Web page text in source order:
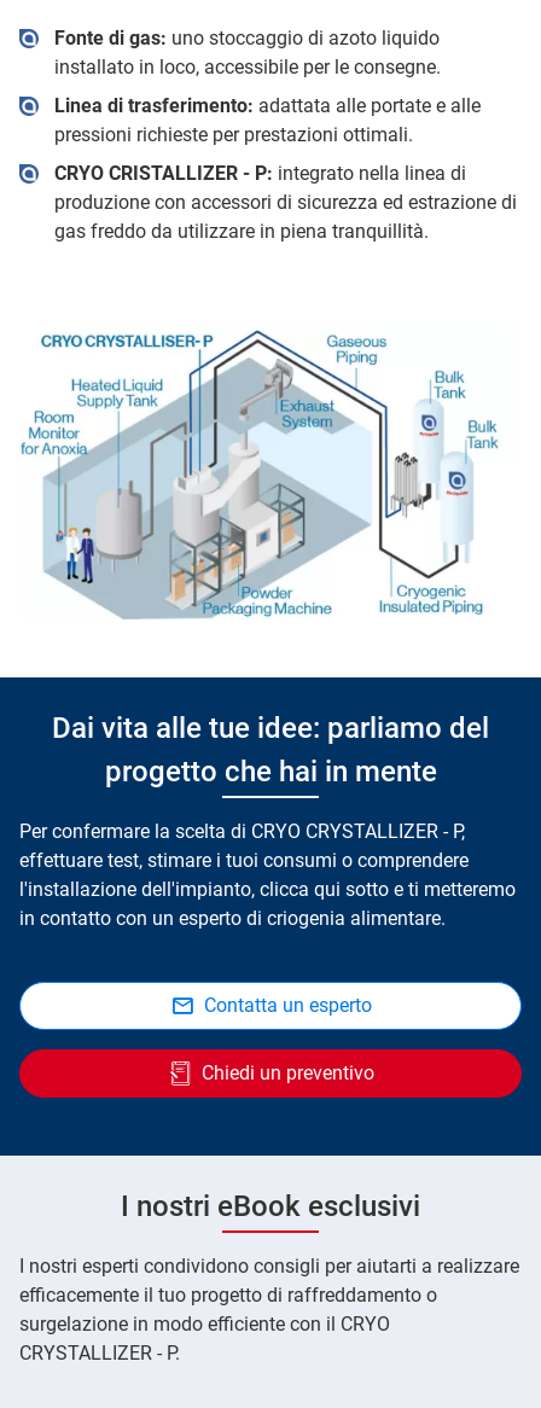
Fonte di gas: uno stoccaggio di azoto liquido
installato in loco, accessibile per le consegne.
Linea di trasferimento: adattata alle portate e alle
pressioni richieste per prestazioni ottimali.
CRYO CRISTALLIZER - P: integrato nella linea di
produzione con accessori di sicurezza ed estrazione di
gas freddo da utilizzare in piena tranquillità.
Dai vita alle tue idee: parliamo del
progetto che hai in mente
Per confermare la scelta di CRYO CRYSTALLIZER - P,
effettuare test, stimare i tuoi consumi o comprendere
l'installazione dell'impianto, clicca qui sotto e ti metteremo
in contatto con un esperto di criogenia alimentare.
Contatta un esperto
Chiedi un preventivo
I nostri eBook esclusivi
I nostri esperti condividono consigli per aiutarti a realizzare
efficacemente il tuo progetto di raffreddamento o
surgelazione in modo efficiente con il CRYO
CRYSTALLIZER - P.